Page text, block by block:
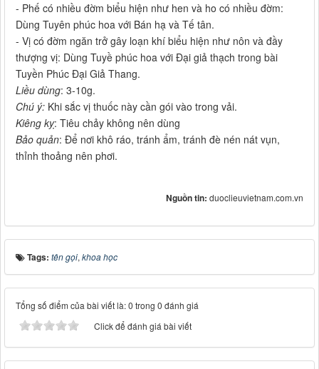
- Phế có nhiều đờm biểu hiện như hen và ho có nhiều đờm:
Dùng Tuyên phúc hoa với Bán hạ và Tế tân.
- Vị có đờm ngăn trở gây loạn khí biểu hiện như nôn và đầy
thượng vị: Dùng Tuyề phúc hoa với Đại giả thạch trong bài
Tuyền Phúc Đại Giả Thang.
Liều dùng: 3-10g.
Chú ý: Khi sắc vị thuốc này cần gói vào trong vải.
Kiêng kỵ: Tiêu chảy không nên dùng
Bảo quản: Để nơi khô ráo, tránh ẩm, tránh đè nén nát vụn,
thỉnh thoảng nên phơi.
Nguồn tin: duoclieuvietnam.com.vn
Tags: tên gọi, khoa học
Tổng số điểm của bài viết là: 0 trong 0 đánh giá
Click để đánh giá bài viết